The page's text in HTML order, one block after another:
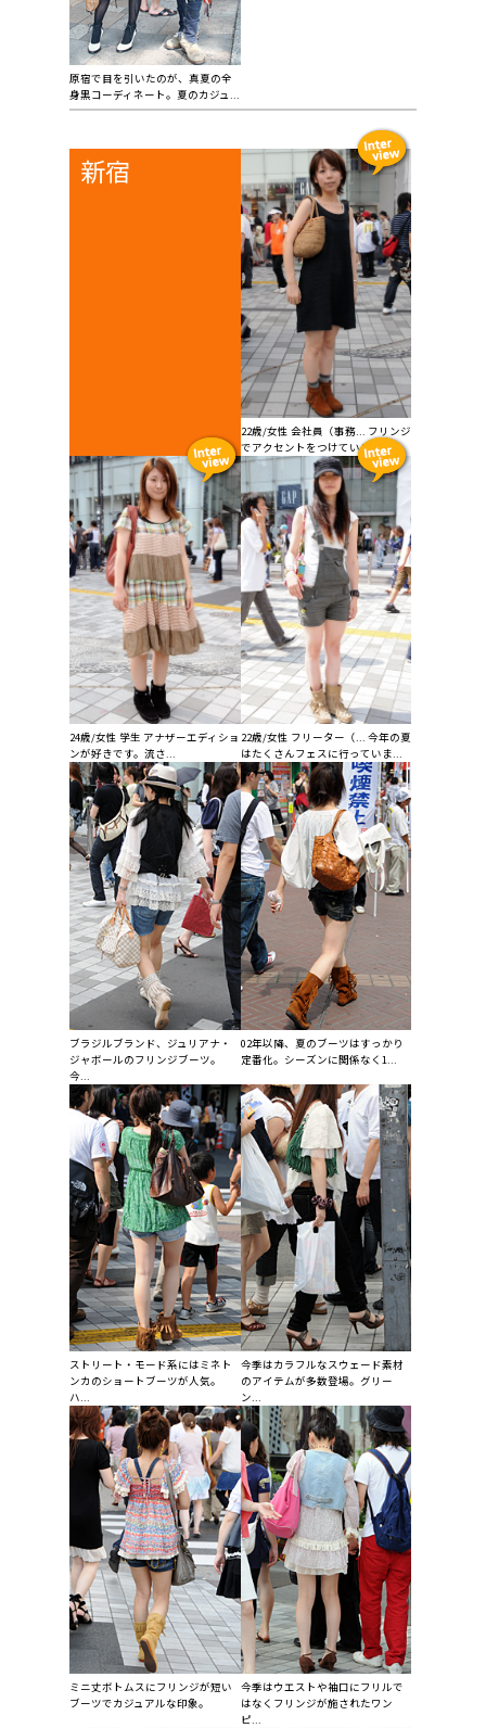
原宿で目を引いたのが、真夏の全
身黒コーディネート。夏のカジュ...
新宿
22歳/女性 会社員（事務... フリンジ
でアクセントをつけています。...
24歳/女性 学生 アナザーエディショ
ンが好きです。流さ...
22歳/女性 フリーター（... 今年の夏
はたくさんフェスに行っていま...
ブラジルブランド、ジュリアナ・
ジャボールのフリンジブーツ。
今...
02年以降、夏のブーツはすっかり
定番化。シーズンに関係なく1...
ストリート・モード系にはミネト
ンカのショートブーツが人気。
ハ...
今季はカラフルなスウェード素材
のアイテムが多数登場。グリー
ン...
ミニ丈ボトムスにフリンジが短い
ブーツでカジュアルな印象。
今季はウエストや袖口にフリルで
はなくフリンジが施されたワン
ピ...